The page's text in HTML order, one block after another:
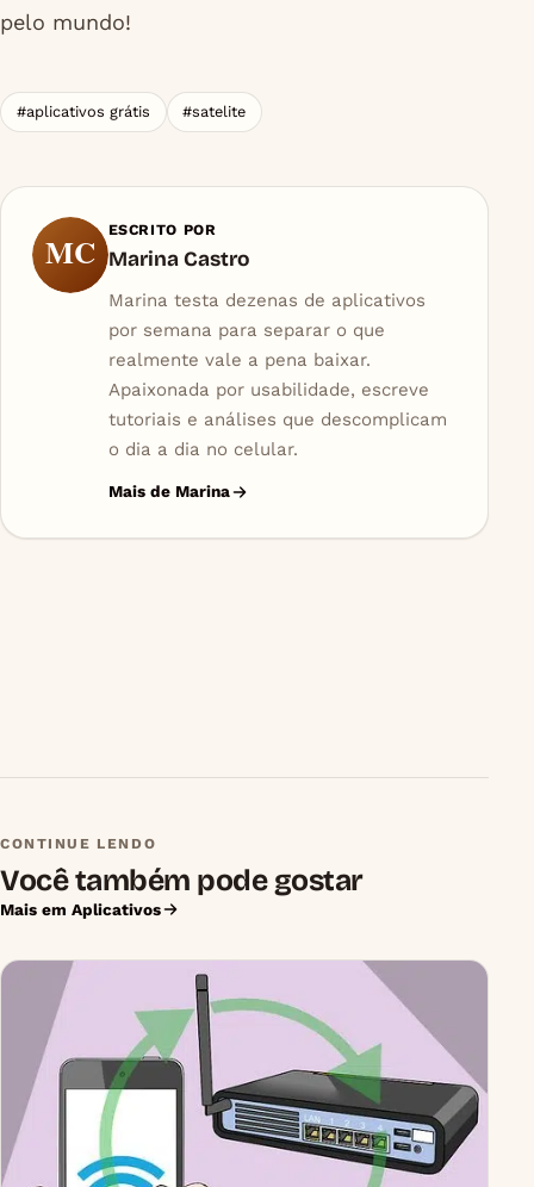
pelo mundo!
#aplicativos grátis #satelite
MC
ESCRITO POR
Marina Castro
Marina testa dezenas de aplicativos
por semana para separar o que
realmente vale a pena baixar.
Apaixonada por usabilidade, escreve
tutoriais e análises que descomplicam
o dia a dia no celular.
Mais de Marina
CONTINUE LENDO
Você também pode gostar
Mais em Aplicativos